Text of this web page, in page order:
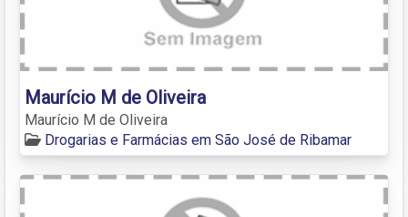
Maurício M de Oliveira
Maurício M de Oliveira
Drogarias e Farmácias em São José de Ribamar